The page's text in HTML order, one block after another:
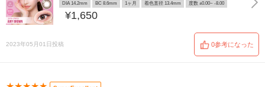
DIA 14.2mm BC 8.6mm 1ヶ月 着色直径 13.4mm 度数 ±0.00~ -8.00
¥1,650
2023年05月01日投稿 0参考になった